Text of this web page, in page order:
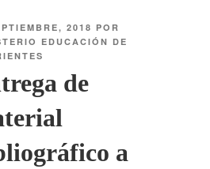
2018 POR
EDUCACIÓN DE
de
a